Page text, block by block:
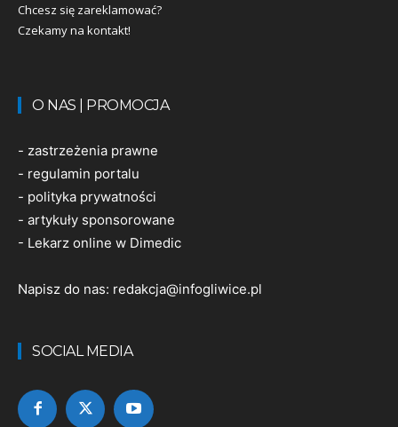
Chcesz się zareklamować?
Czekamy na kontakt!
O NAS | PROMOCJA
- zastrzeżenia prawne
- regulamin portalu
- polityka prywatności
- artykuły sponsorowane
- Lekarz online w Dimedic
Napisz do nas: redakcja@infogliwice.pl
SOCIAL MEDIA